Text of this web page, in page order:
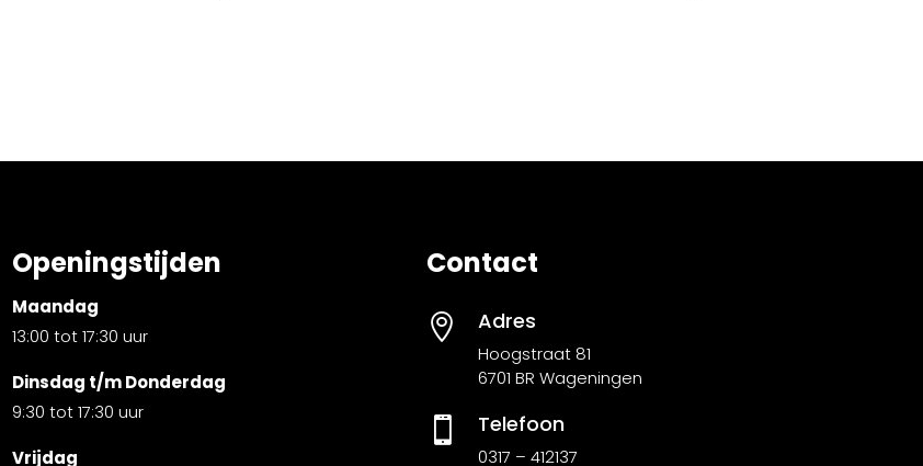
Openingstijden
Maandag
13:00 tot 17:30 uur
Dinsdag t/m Donderdag
9:30 tot 17:30 uur
Vrijdag
Contact
 Adres
Hoogstraat 81
6701 BR Wageningen
 Telefoon
0317 – 412137